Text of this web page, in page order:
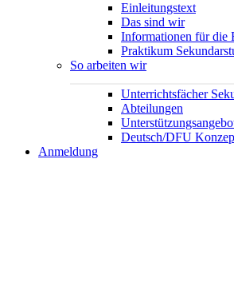
Einleitungstext
Das sind wir
Informationen für die
Praktikum
So arbeiten wir
Unterrichtsfächer
Abteilungen
Deutsch/DFU
Anmeldung